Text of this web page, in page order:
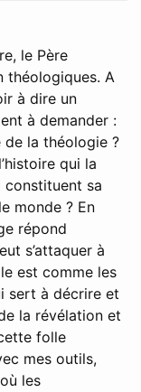
le Père
théologiques. A
à dire un
à demander :
de la théologie ?
qui la
constituent sa
monde ? En
répond
s’attaquer à
est comme les
sert à décrire et
la révélation et
folle
mes outils,
les